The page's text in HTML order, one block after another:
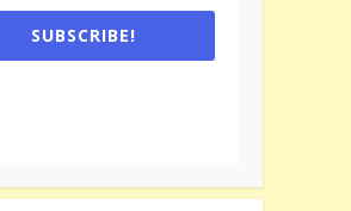
SUBSCRIBE!